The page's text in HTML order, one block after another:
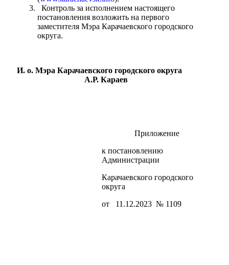
Контроль за исполнением настоящего
постановления возложить на первого
заместителя Мэра Карачаевского городского
округа.
И. о. Мэра Карачаевского городского округа
А.Р. Караев
Приложение
к постановлению
Администрации
Карачаевского городского
округа
от 11.12.2023 № 1109